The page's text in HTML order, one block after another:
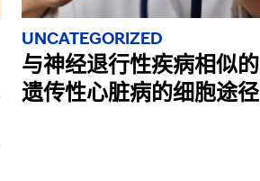
UNCATEGORIZED
与神经退行性疾病相似的
遗传性心脏病的细胞途径